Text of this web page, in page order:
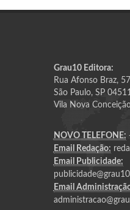
Grau10 Editora:
Rua Afonso Braz,
São Paulo, SP
Vila Nova
NOVO TELEFONE:
Email Redação:
Email Publicidade:
Email